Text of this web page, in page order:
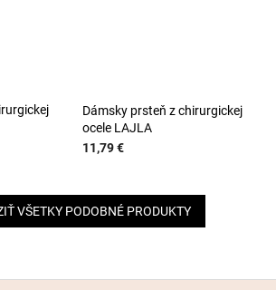
Dámsky prsteň z chirurgickej
ocele LAJLA
11,79 €
VŠETKY PODOBNÉ PRODUKTY